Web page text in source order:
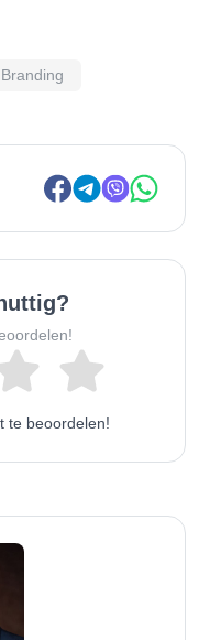
Branding
te beoordelen!